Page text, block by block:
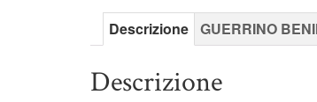
Descrizione GUERRINO
Descrizione